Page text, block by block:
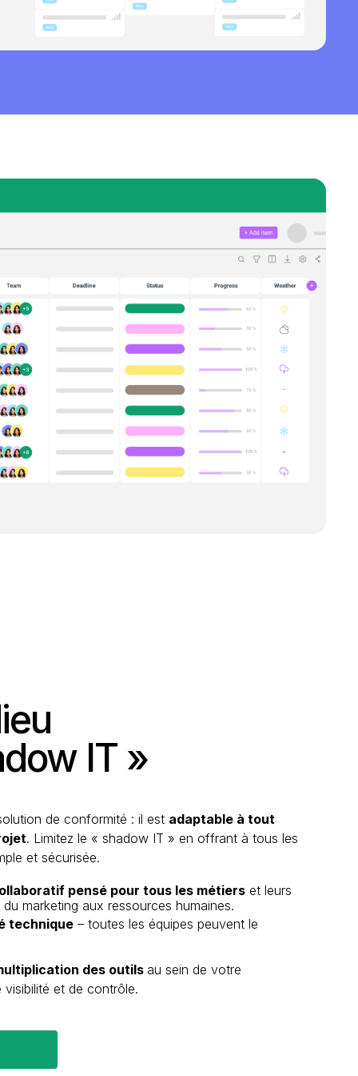
IT »
de conformité : il est adaptable à tout
. Limitez le « shadow IT » en offrant à tous les
et sécurisée.
pensé pour tous les métiers et leurs
marketing aux ressources humaines.
technique – toutes les équipes peuvent le
des outils au sein de votre
visibilité et de contrôle.